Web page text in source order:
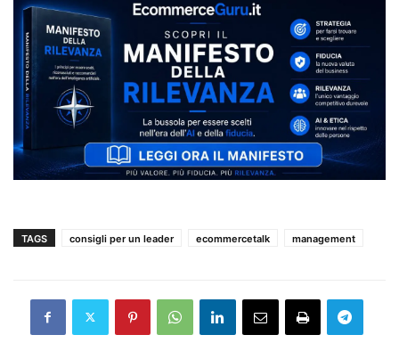
TAGS consigli per un leader ecommercetalk management